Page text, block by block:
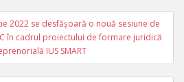
2022 se desfășoară o nouă sesiune de
în cadrul proiectului de formare juridică
IUS SMART